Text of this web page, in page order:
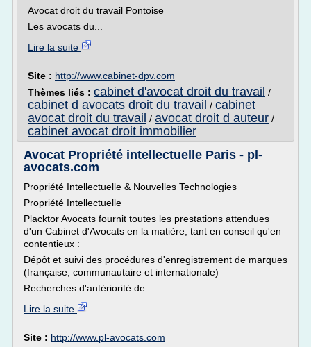
Avocat droit du travail Pontoise
Les avocats du...
Lire la suite
Site : http://www.cabinet-dpv.com
Thèmes liés : cabinet d'avocat droit du travail /
cabinet d avocats droit du travail / cabinet
avocat droit du travail / avocat droit d auteur /
cabinet avocat droit immobilier
Avocat Propriété intellectuelle Paris - pl-
avocats.com
Propriété Intellectuelle & Nouvelles Technologies
Propriété Intellectuelle
Placktor Avocats fournit toutes les prestations attendues
d'un Cabinet d'Avocats en la matière, tant en conseil qu'en
contentieux :
Dépôt et suivi des procédures d'enregistrement de marques
(française, communautaire et internationale)
Recherches d'antériorité de...
Lire la suite
Site : http://www.pl-avocats.com